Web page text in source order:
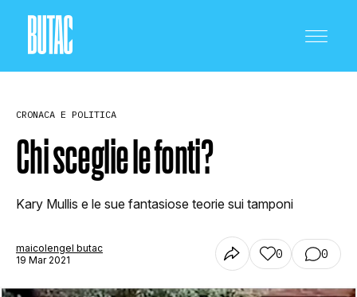
CRONACA E POLITICA
SCIENZA E TECNOLOGIA
CRONACA E POLITICA
Chi sceglie le fonti?
Kary Mullis e le sue fantasiose teorie sui tamponi
maicolengel butac
19 Mar 2021
0 0